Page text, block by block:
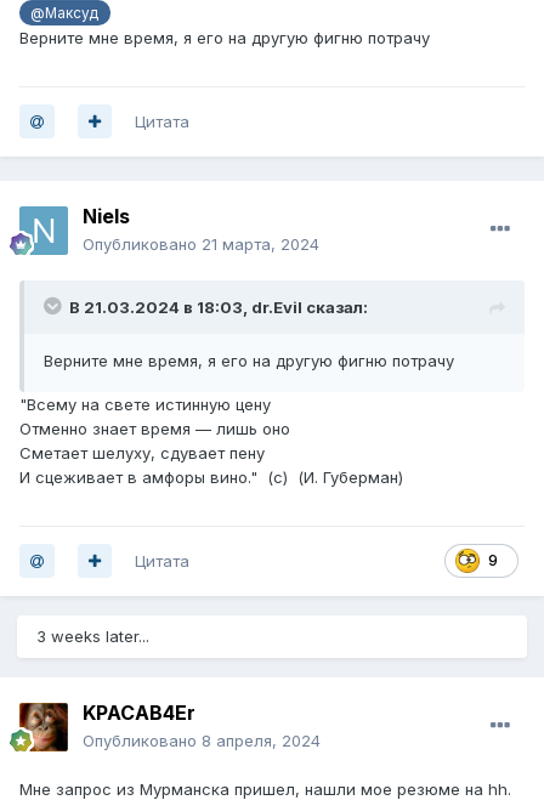
@Максуд
Верните мне время, я его на другую фигню потрачу
Цитата
Niels
Опубликовано 21 марта, 2024
В 21.03.2024 в 18:03, dr.Evil сказал:
Верните мне время, я его на другую фигню потрачу
"Всему на свете истинную цену
Отменно знает время — лишь оно
Сметает шелуху, сдувает пену
И сцеживает в амфоры вино." (с) (И. Губерман)
9
Цитата
3 weeks later...
KPACAB4Er
Опубликовано 8 апреля, 2024
Мне запрос из Мурманска пришел, нашли мое резюме на hh.